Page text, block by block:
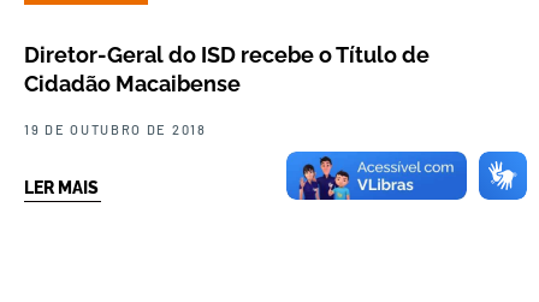
Diretor-Geral do ISD recebe o Título de
Cidadão Macaibense
19 DE OUTUBRO DE 2018
LER MAIS